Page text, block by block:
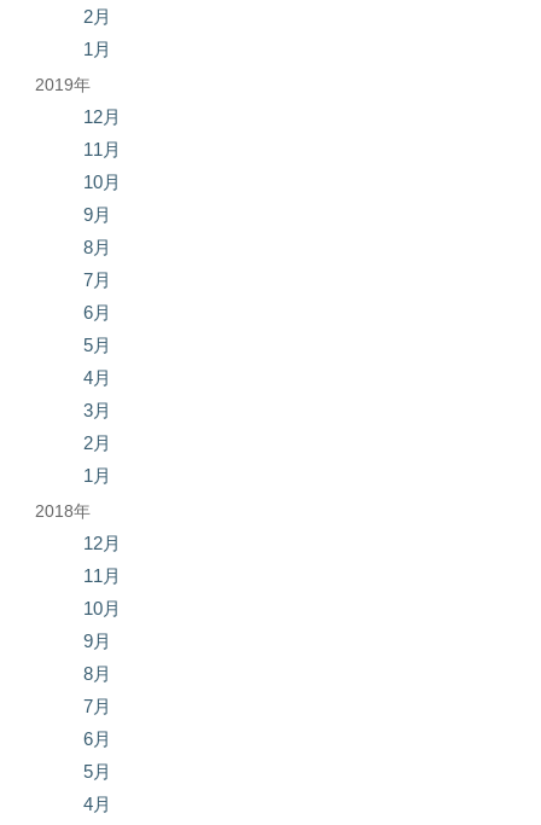
2月
1月
2019年
12月
11月
10月
9月
8月
7月
6月
5月
4月
3月
2月
1月
2018年
12月
11月
10月
9月
8月
7月
6月
5月
4月